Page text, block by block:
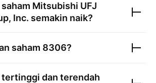
Mitsubishi UFJ
Inc. semakin naik?
saham 8306?
tertinggi dan terendah